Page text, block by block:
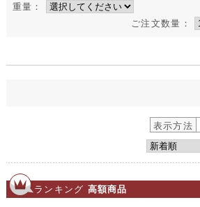
重量：
ご注文数量：
表示方法
ランキング 高額商品